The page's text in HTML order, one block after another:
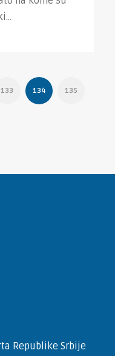
133 134 135
Republike Srbije